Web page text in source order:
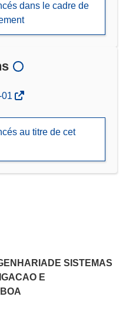
dans le cadre de
au titre de cet
SISTEMAS
E